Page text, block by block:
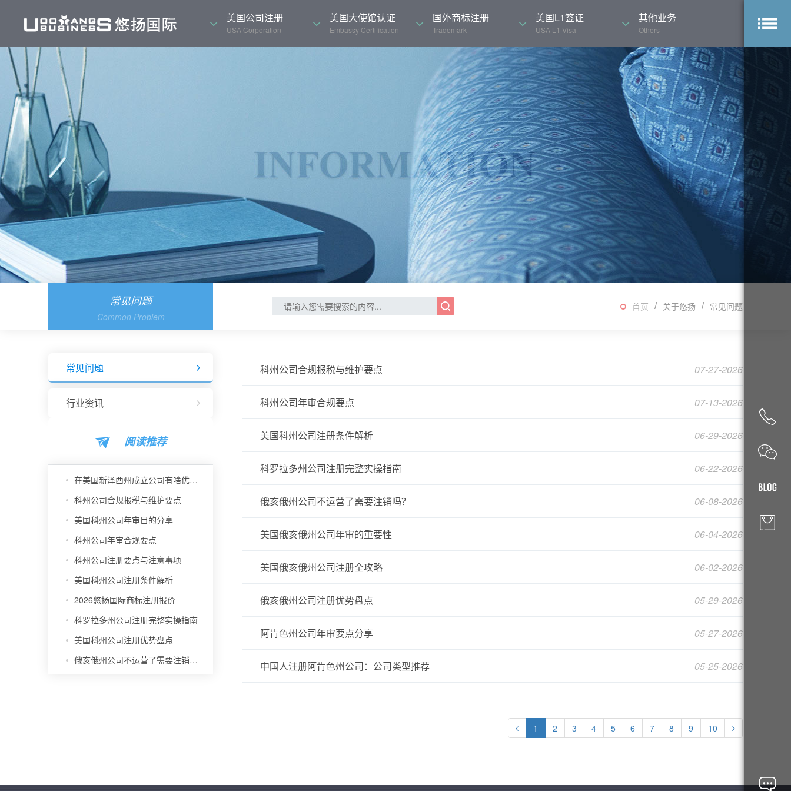
美国公司注册
USA Corporation
美国大使馆认证
Embassy Certification
国外商标注册
Trademark
美国L1签证
USA L1 Visa
其他业务
Others
常见问题
Common Problem
首页 关于悠扬 常见问题
常见问题
行业资讯
阅读推荐
在美国新泽西州成立公司有啥优势？
科州公司合规报税与维护要点
美国科州公司年审目的分享
科州公司年审合规要点
科州公司注册要点与注意事项
美国科州公司注册条件解析
2026悠扬国际商标注册报价
科罗拉多州公司注册完整实操指南
美国科州公司注册优势盘点
俄亥俄州公司不运营了需要注销吗？
07-27-2026
科州公司合规报税与维护要点
07-13-2026
科州公司年审合规要点
06-29-2026
美国科州公司注册条件解析
06-22-2026
科罗拉多州公司注册完整实操指南
06-08-2026
俄亥俄州公司不运营了需要注销吗？
06-04-2026
美国俄亥俄州公司年审的重要性
06-02-2026
美国俄亥俄州公司注册全攻略
05-29-2026
俄亥俄州公司注册优势盘点
05-27-2026
阿肯色州公司年审要点分享
05-25-2026
中国人注册阿肯色州公司：公司类型推荐
1 2 3 4 5 6 7 8 9 10